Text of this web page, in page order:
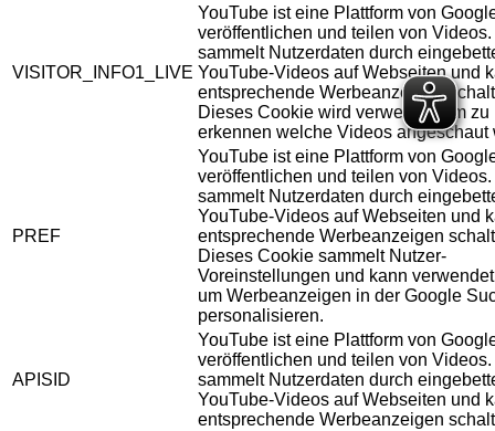
VISITOR_INFO1_LIVE
YouTube ist eine Plattform von
veröffentlichen und teilen von
sammelt Nutzerdaten durch
YouTube-Videos auf Webseiten und
entsprechende Werbeanzeigen
Dieses Cookie wird verwendet um zu
erkennen welche Videos angeschaut
PREF
YouTube ist eine Plattform von
veröffentlichen und teilen von
sammelt Nutzerdaten durch
YouTube-Videos auf Webseiten und
entsprechende Werbeanzeigen
Dieses Cookie sammelt Nutzer-
Voreinstellungen und kann
um Werbeanzeigen in der Google
personalisieren.
APISID
YouTube ist eine Plattform von
veröffentlichen und teilen von
sammelt Nutzerdaten durch
YouTube-Videos auf Webseiten und
entsprechende Werbeanzeigen